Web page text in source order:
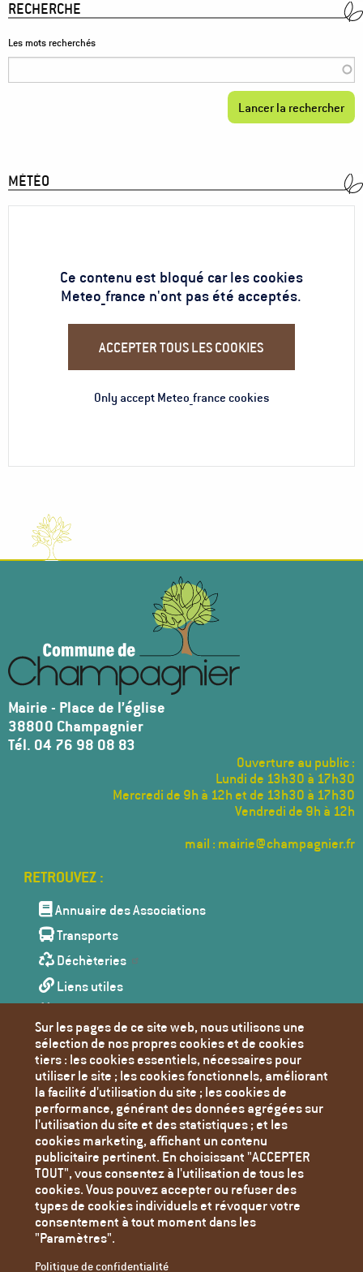
RECHERCHE
Les mots recherchés
MÉTÉO
Ce contenu est bloqué car les cookies
Meteo_france n'ont pas été acceptés.
ACCEPTER TOUS LES COOKIES
Only accept Meteo_france cookies
Mairie - Place de l’église
38800 Champagnier
Tél. 04 76 98 08 83
Ouverture au public :
Lundi de 13h30 à 17h30
Mercredi de 9h à 12h et de 13h30 à 17h30
Vendredi de 9h à 12h
mail : mairie@champagnier.fr
Menu
Annuaire des Associations
Transports
Déchèteries
Liens utiles
Toutes les actualités
Contact
Mentions Légales
Politique de confidentialité
Paramètres des cookies
Sur les pages de ce site web, nous utilisons une
sélection de nos propres cookies et de cookies
tiers : les cookies essentiels, nécessaires pour
utiliser le site ; les cookies fonctionnels, améliorant
la facilité d'utilisation du site ; les cookies de
performance, générant des données agrégées sur
l'utilisation du site et des statistiques ; et les
cookies marketing, affichant un contenu
publicitaire pertinent. En choisissant "ACCEPTER
TOUT", vous consentez à l'utilisation de tous les
cookies. Vous pouvez accepter ou refuser des
types de cookies individuels et révoquer votre
consentement à tout moment dans les
"Paramètres".
Politique de confidentialité